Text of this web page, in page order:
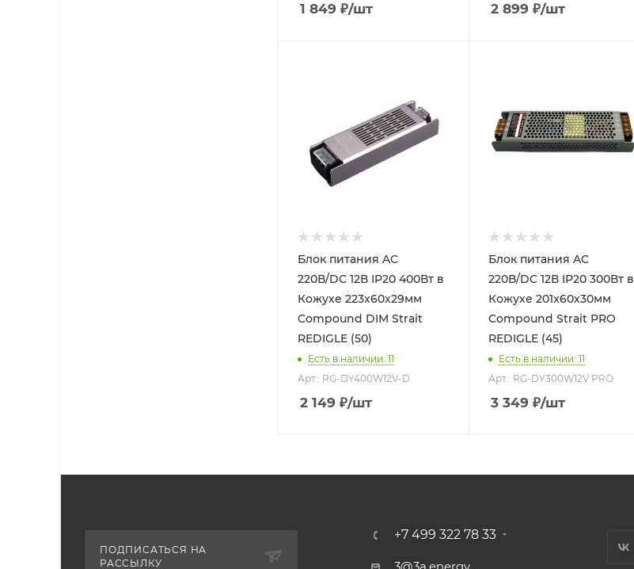
1 849 ₽/шт 2 899 ₽/шт
Блок питания AC
220В/DC 12В IP20 400Вт в
Кожухе 223x60x29мм
Compound DIM Strait
REDIGLE (50)
Есть в наличии: 11
Арт.: RG-DY400W12V-D
2 149 ₽/шт
Блок питания AC
220В/DC 12В IP20 300Вт в
Кожухе 201x60x30мм
Compound Strait PRO
REDIGLE (45)
Есть в наличии: 11
Арт.: RG-DY300W12V PRO
3 349 ₽/шт
ПОДПИСАТЬСЯ НА
РАССЫЛКУ
+7 499 322 78 33